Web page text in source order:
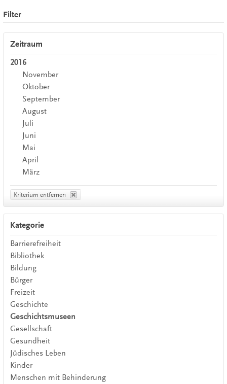
Filter
Zeitraum
2016
November
Oktober
September
August
Juli
Juni
Mai
April
März
Kriterium entfernen
Kategorie
Barrierefreiheit
Bibliothek
Bildung
Bürger
Freizeit
Geschichte
Geschichtsmuseen
Gesellschaft
Gesundheit
Jüdisches Leben
Kinder
Menschen mit Behinderung